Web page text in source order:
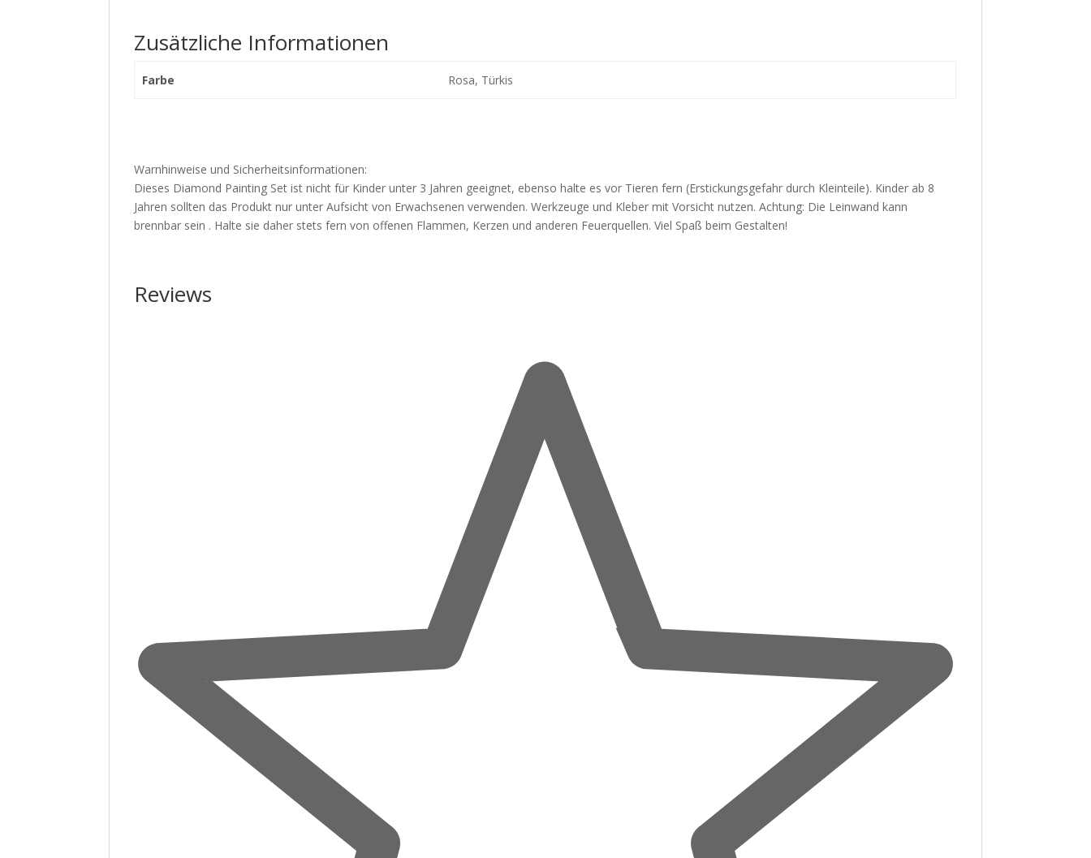
Zusätzliche Informationen
Farbe Rosa, Türkis
Warnhinweise und Sicherheitsinformationen:
Dieses Diamond Painting Set ist nicht für Kinder unter 3 Jahren geeignet, ebenso halte es vor Tieren fern (Erstickungsgefahr durch Kleinteile). Kinder ab 8
Jahren sollten das Produkt nur unter Aufsicht von Erwachsenen verwenden. Werkzeuge und Kleber mit Vorsicht nutzen. Achtung: Die Leinwand kann
brennbar sein . Halte sie daher stets fern von offenen Flammen, Kerzen und anderen Feuerquellen. Viel Spaß beim Gestalten!
Reviews